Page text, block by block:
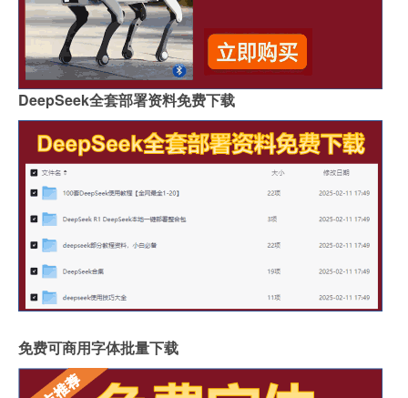
DeepSeek全套部署资料免费下载
免费可商用字体批量下载